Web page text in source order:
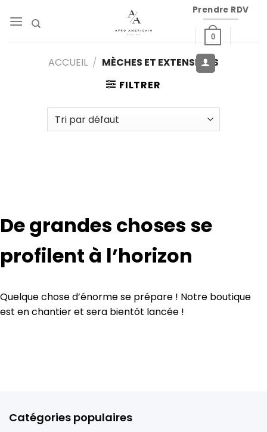
au
Prendre RDV
0
ACCUEIL / MÈCHES ET EXTENSIONS
FILTRER
De grandes choses se
profilent à l’horizon
Quelque chose d’énorme se prépare ! Notre boutique
est en chantier et sera bientôt lancée !
Catégories populaires